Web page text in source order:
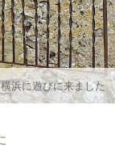
横浜に遊びに来ました